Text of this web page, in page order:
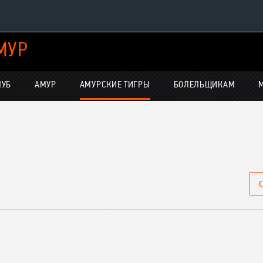
Дивизион Харламова
Автомобилист
Дивизион Чернышева
АМУР АМУРСКИЕ ТИГРЫ БОЛЕЛЬЩИКАМ